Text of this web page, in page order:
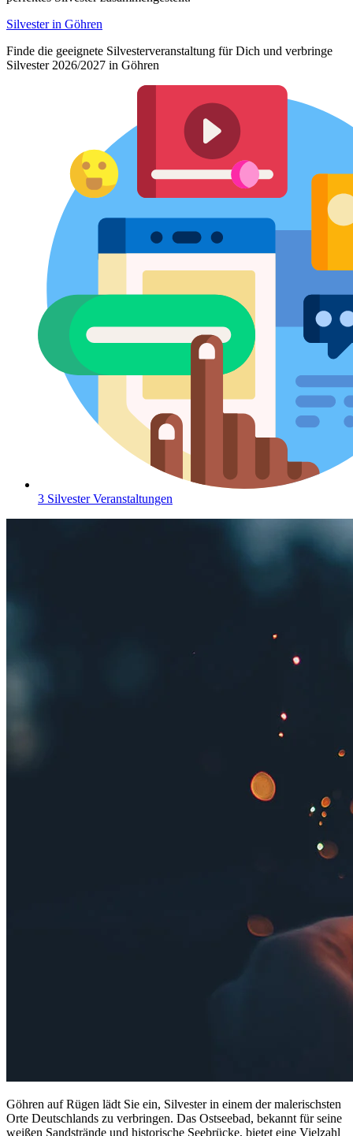
Silvester in Göhren
Finde die geeignete Silvesterveranstaltung für Dich und verbringe
Silvester 2026/2027 in Göhren
3 Silvester Veranstaltungen
Göhren auf Rügen lädt Sie ein, Silvester in einem der malerischsten
Orte Deutschlands zu verbringen. Das Ostseebad, bekannt für seine
weißen Sandstrände und historische Seebrücke, bietet eine Vielzahl